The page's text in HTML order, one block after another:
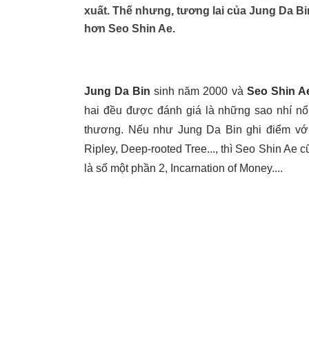
xuất. Thế nhưng, tương lai của Jung Da
hơn Seo Shin Ae.
Jung Da Bin sinh năm 2000 và Seo Shin
hai đều được đánh giá là những sao nhí
thương. Nếu như Jung Da Bin ghi điểm
Ripley, Deep-rooted Tree..., thì Seo Shin Ae
là số một phần 2, Incarnation of Money....